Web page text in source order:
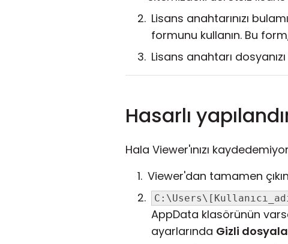
Lisans anahtarınızı
formunu kullanın. Bu
Lisans anahtarı
Hasarlı
Hala Viewer'ınızı
Viewer'dan tamamen
AppData klasörünün
ayarlarında Gizli